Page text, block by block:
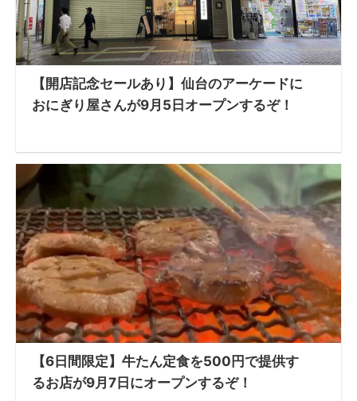
【開店記念セールあり】仙台のアーケードに
おにぎり屋さんが9月5日オープンするぞ！
【6日間限定】牛たん定食を500円で提供す
るお店が9月7日にオープンするぞ！